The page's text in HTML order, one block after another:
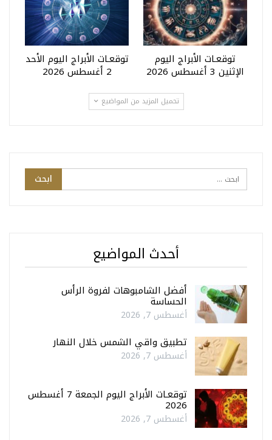
توقعـات الأبراج اليوم
الإثنين 3 أغسطس 2026
توقعـات الأبراج اليوم الأحد
2 أغسطس 2026
تحميل المزيد من المواضيع
أحدث المواضيع
أفضل الشامبوهات لفروة الرأس
الحساسة
أغسطس 7, 2026
تطبيق واقي الشمس خلال النهار
أغسطس 7, 2026
توقعـات الأبراج اليوم الجمعة 7 أغسطس
2026
أغسطس 7, 2026